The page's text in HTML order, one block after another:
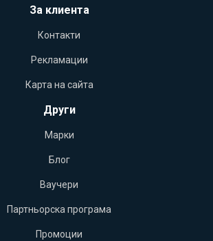
За клиента
Контакти
Рекламации
Карта на сайта
Други
Марки
Блог
Ваучери
Партньорска програма
Промоции